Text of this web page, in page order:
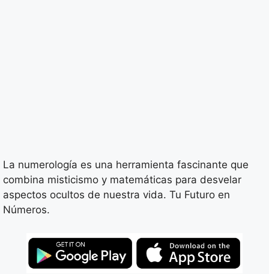
La numerología es una herramienta fascinante que
combina misticismo y matemáticas para desvelar
aspectos ocultos de nuestra vida. Tu Futuro en
Números.